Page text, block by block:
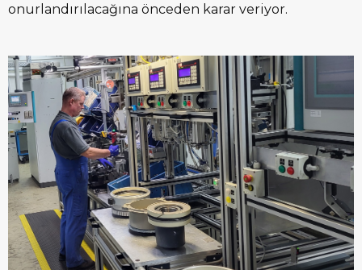
onurlandırılacağına önceden karar veriyor.